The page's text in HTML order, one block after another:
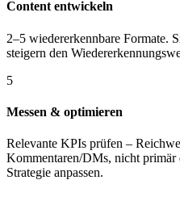
Content entwickeln
2–5 wiedererkennbare Formate.
steigern den
5
Messen & optimieren
Relevante KPIs prüfen –
Kommentaren/DMs, nicht
Strategie anpassen.